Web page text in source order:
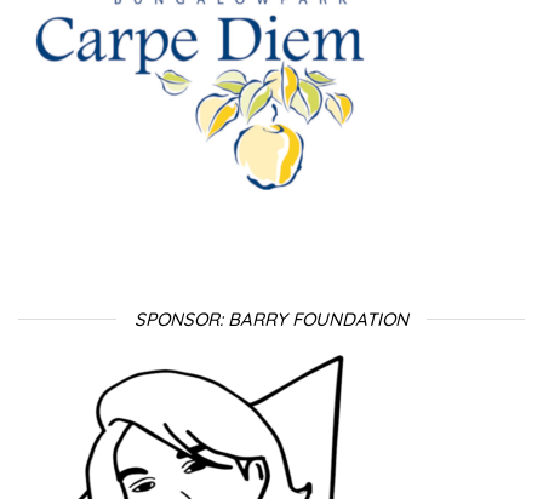
SPONSOR: BARRY FOUNDATION